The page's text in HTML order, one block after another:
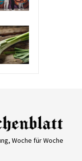
Woche für Woche